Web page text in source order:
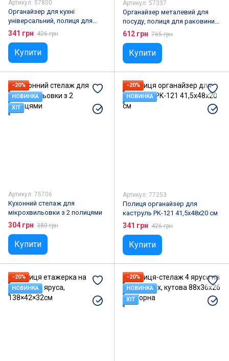
Артикул: 57800
Органайзер для кухні
універсальний, полиця для
посуду Kitchen organizer 30292
341 грн 426 грн
Купити
Артикул: 57337
Органайзер металевий для
посуду, полиця для раковини
65 см, Kitchen Rack
612 грн 765 грн
Купити
−20%
НОВИНКА
ХІТ
Артикул: 75706
Кухонний стелаж для
мікрохвильовки з 2 полицями
304 грн 380 грн
Купити
−20%
НОВИНКА
Артикул: 77253
Полиця органайзер для
каструль PK-121 41,5х48х20 см
341 грн 426 грн
Купити
−20%
НОВИНКА
−20%
НОВИНКА
ХІТ